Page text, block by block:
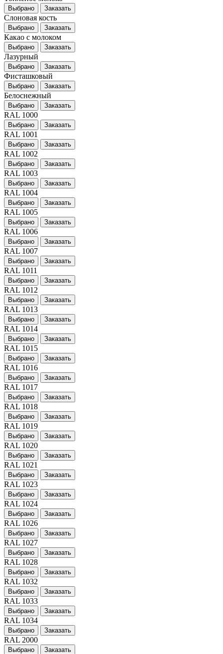
Выбрано Заказать
Слоновая кость
Выбрано Заказать
Какао с молоком
Выбрано Заказать
Лазурный
Выбрано Заказать
Фисташковый
Выбрано Заказать
Белоснежный
Выбрано Заказать
RAL 1000
Выбрано Заказать
RAL 1001
Выбрано Заказать
RAL 1002
Выбрано Заказать
RAL 1003
Выбрано Заказать
RAL 1004
Выбрано Заказать
RAL 1005
Выбрано Заказать
RAL 1006
Выбрано Заказать
RAL 1007
Выбрано Заказать
RAL 1011
Выбрано Заказать
RAL 1012
Выбрано Заказать
RAL 1013
Выбрано Заказать
RAL 1014
Выбрано Заказать
RAL 1015
Выбрано Заказать
RAL 1016
Выбрано Заказать
RAL 1017
Выбрано Заказать
RAL 1018
Выбрано Заказать
RAL 1019
Выбрано Заказать
RAL 1020
Выбрано Заказать
RAL 1021
Выбрано Заказать
RAL 1023
Выбрано Заказать
RAL 1024
Выбрано Заказать
RAL 1026
Выбрано Заказать
RAL 1027
Выбрано Заказать
RAL 1028
Выбрано Заказать
RAL 1032
Выбрано Заказать
RAL 1033
Выбрано Заказать
RAL 1034
Выбрано Заказать
RAL 2000
Выбрано Заказать